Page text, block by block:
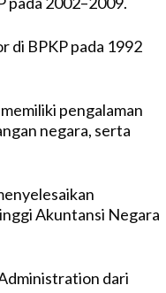
di BPKP pada 1992
pengalaman
negara, serta
Akuntansi Negara
dari